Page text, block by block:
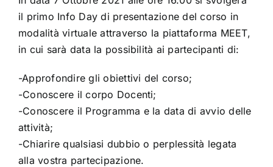
il primo Info Day di presentazione del corso in
modalità virtuale attraverso la piattaforma MEET,
in cui sarà data la possibilità ai partecipanti di:
-Approfondire gli obiettivi del corso;
-Conoscere il corpo Docenti;
-Conoscere il Programma e la data di avvio delle
attività;
-Chiarire qualsiasi dubbio o perplessità legata
alla vostra partecipazione.